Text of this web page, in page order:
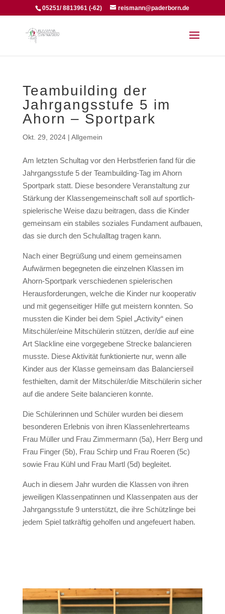
05251/ 8813961 (-62) reismann@paderborn.de
Teambuilding der
Jahrgangsstufe 5 im
Ahorn – Sportpark
Okt. 29, 2024| Allgemein
Am letzten Schultag vor den Herbstferien fand für die
Jahrgangsstufe 5 der Teambuilding-Tag im Ahorn
Sportpark statt. Diese besondere Veranstaltung zur
Stärkung der Klassengemeinschaft soll auf sportlich-
spielerische Weise dazu beitragen, dass die Kinder
gemeinsam ein stabiles soziales Fundament aufbauen,
das sie durch den Schulalltag tragen kann.
Nach einer Begrüßung und einem gemeinsamen
Aufwärmen begegneten die einzelnen Klassen im
Ahorn-Sportpark verschiedenen spielerischen
Herausforderungen, welche die Kinder nur kooperativ
und mit gegenseitiger Hilfe gut meistern konnten. So
mussten die Kinder bei dem Spiel „Activity“ einen
Mitschüler/eine Mitschülerin stützen, der/die auf eine
Art Slackline eine vorgegebene Strecke balancieren
musste. Diese Aktivität funktionierte nur, wenn alle
Kinder aus der Klasse gemeinsam das Balancierseil
festhielten, damit der Mitschüler/die Mitschülerin sicher
auf die andere Seite balancieren konnte.
Die Schülerinnen und Schüler wurden bei diesem
besonderen Erlebnis von ihren Klassenlehrerteams
Frau Müller und Frau Zimmermann (5a), Herr Berg und
Frau Finger (5b), Frau Schirp und Frau Roeren (5c)
sowie Frau Kühl und Frau Martl (5d) begleitet.
Auch in diesem Jahr wurden die Klassen von ihren
jeweiligen Klassenpatinnen und Klassenpaten aus der
Jahrgangsstufe 9 unterstützt, die ihre Schützlinge bei
jedem Spiel tatkräftig geholfen und angefeuert haben.